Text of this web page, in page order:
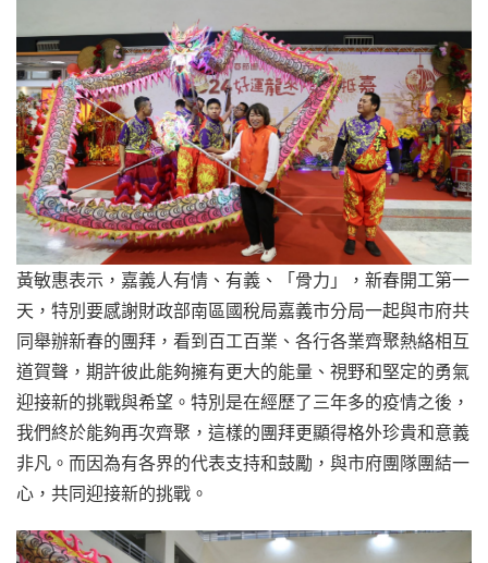
黃敏惠表示，嘉義人有情、有義、「骨力」，新春開工第一
天，特別要感謝財政部南區國稅局嘉義市分局一起與市府共
同舉辦新春的團拜，看到百工百業、各行各業齊聚熱絡相互
道賀聲，期許彼此能夠擁有更大的能量、視野和堅定的勇氣
迎接新的挑戰與希望。特別是在經歷了三年多的疫情之後，
我們終於能夠再次齊聚，這樣的團拜更顯得格外珍貴和意義
非凡。而因為有各界的代表支持和鼓勵，與市府團隊團結一
心，共同迎接新的挑戰。